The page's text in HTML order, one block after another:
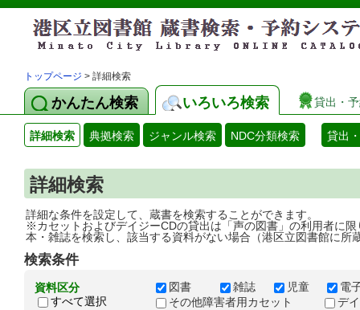
トップページ > 詳細検索
かんたん検索 いろいろ検索 貸出・
詳細検索 典拠検索 ジャンル検索 NDC分類検索 貸出
詳細検索
詳細な条件を設定して、蔵書を検索することができます。
※カセットおよびデイジーCDの貸出は「声の図書」の利用者に限
本・雑誌を検索し、該当する資料がない場合（港区立図書館に所
検索条件
資料区分
すべて選択
図書 雑誌 児童
電
その他障害者用カセット
デ